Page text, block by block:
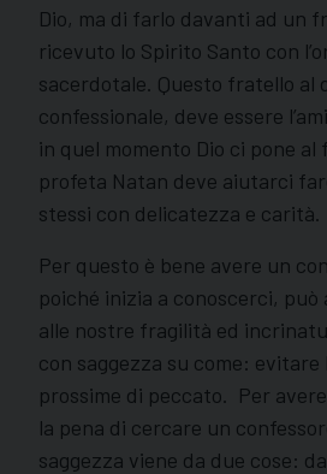
Dio, ma di farlo davanti ad un
ricevuto lo Spirito Santo con
sacerdotale. Questo fratello al
confessionale, deve essere
in quel momento Dio ci pone al
profeta Natan deve aiutarci
stessi con delicatezza e carità.
Per questo è bene avere un
poiché inizia a conoscerci,
alle nostre fragilità ed
con saggezza su come: evitare
prossime di peccato. Per
la pena di cercare un
saggezza viene da due cose: